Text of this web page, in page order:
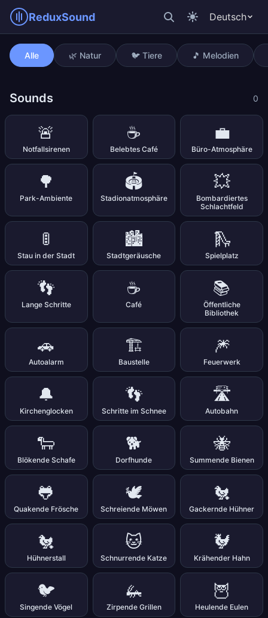
ReduxSound Deutsch
Bohrmaschine
Alle 🌿 Natur 🐦 Tiere 🎵 Melodien
Sounds 0
🚨
Notfallsirenen
☕
Belebtes Café
💼
Büro-Atmosphäre
🌳
Park-Ambiente
🏟️
Stadionatmosphäre
💥
Bombardiertes
Schlachtfeld
🚦
Stau in der Stadt
🏙️
Stadtgeräusche
🛝
Spielplatz
👣
Lange Schritte
☕
Café
📚
Öffentliche
Bibliothek
🚗
Autoalarm
🏗️
Baustelle
🎆
Feuerwerk
🔔
Kirchenglocken
👣
Schritte im Schnee
🛣️
Autobahn
🐑
Blökende Schafe
🐕
Dorfhunde
🐝
Summende Bienen
🐸
Quakende Frösche
🕊️
Schreiende Möwen
🐔
Gackernde Hühner
🐔
Hühnerstall
🐱
Schnurrende Katze
🐓
Krähender Hahn
🐦
Singende Vögel
🦗
Zirpende Grillen
🦉
Heulende Eulen